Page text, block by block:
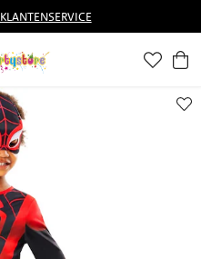
KLANTENSERVICE